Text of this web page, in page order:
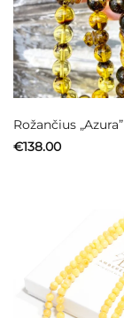
Rožančius „Azura”
€138.00